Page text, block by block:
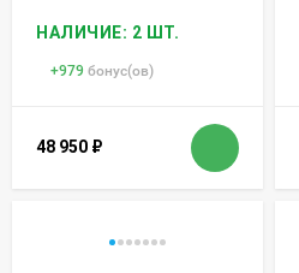
НАЛИЧИЕ: 2 ШТ.
+979 бонус(ов)
48 950 ₽